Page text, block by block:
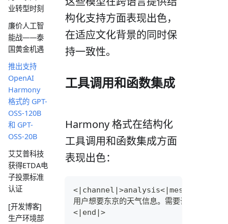
业转型时刻
廉价人工智
能战——泰
国黄金机遇
推出支持
OpenAI
Harmony
格式的 GPT-
OSS-120B
和 GPT-
OSS-20B
艾艾普科技
获得ETDA电
子投票标准
认证
[开发博客]
生产环境部
构化支持方面表现出色，
在适应文化背景的同时保
持一致性。
工具调用和函数集成
Harmony 格式在结构化
工具调用和函数集成方面
表现出色：
<|channel|>analysis<|message|>
用户想要东京的天气信息。需要调用天气
<|end|>